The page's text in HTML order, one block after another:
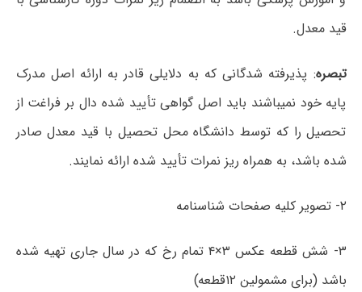
قید معدل.
تبصره: پذیرفته شدگانی که به دلایلی قادر به ارائه اصل مدرک
پایه خود نمیباشند باید اصل گواهی تأیید شده دال بر فراغت از
تحصیل را که توسط دانشگاه محل تحصیل با قید معدل صادر
شده باشد، به همراه ریز نمرات تأیید شده ارائه نمایند.
۲- تصویر کلیه صفحات شناسنامه
۳- شش قطعه عکس ۳×۴ تمام رخ که در سال جاری تهیه شده
باشد (برای مشمولین ۱۲قطعه)